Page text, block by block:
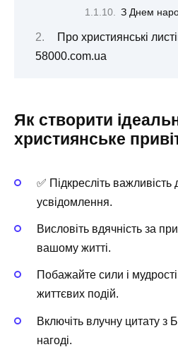
З Днем
Про християнські
58000.com.ua
Як створити
християнське
✅ Підкресліть
усвідомлення.
Висловіть вдячність за
вашому житті.
Побажайте сили і
життєвих подій.
Включіть влучну цитату з
нагоді.